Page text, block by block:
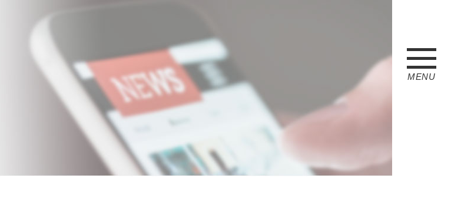
MENU